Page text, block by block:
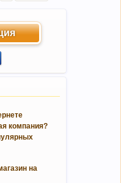
компания?
на